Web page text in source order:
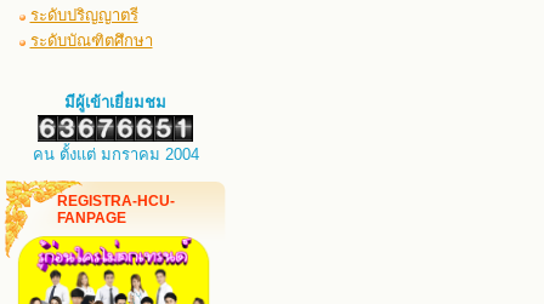
ระดับปริญญาตรี
ระดับบัณฑิตศึกษา
มีผู้เข้าเยี่ยมชม
คน ตั้งแต่ มกราคม 2004
REGISTRA-HCU-
FANPAGE